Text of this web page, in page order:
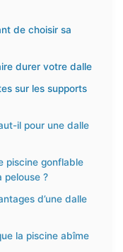
de choisir sa
durer votre dalle
sur les supports
il pour une dalle
piscine gonflable
pelouse ?
d’une dalle
la piscine abîme